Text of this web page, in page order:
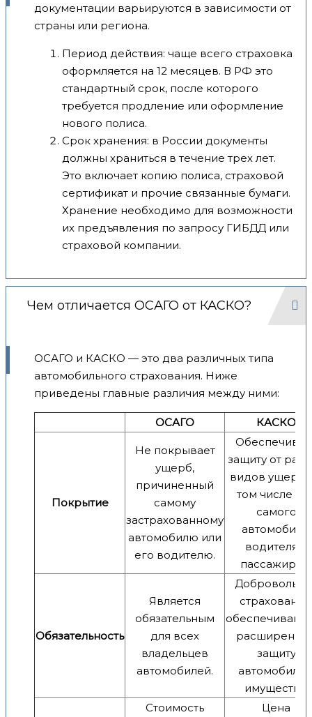
документации варьируются в зависимости от
страны или региона.
Период действия: чаще всего страховка
оформляется на 12 месяцев. В РФ это
стандартный срок, после которого
требуется продление или оформление
нового полиса.
Срок хранения: в России документы
должны храниться в течение трех лет.
Это включает копию полиса, страховой
сертификат и прочие связанные бумаги.
Хранение необходимо для возможности
их предъявления по запросу ГИБДД или
страховой компании.
Чем отличается ОСАГО от КАСКО?
ОСАГО и КАСКО — это два различных типа
автомобильного страхования. Ниже
приведены главные различия между ними:
ОСАГО КАСКО
Покрытие
Не покрывает
ущерб,
причиненный
самому
застрахованному
автомобилю или
его водителю.
защиту от
видов
том числе
самого
автомобиля,
водителя и
пассажиров.
Обязательность
Является
обязательным
для всех
владельцев
автомобилей.
защиту
автомобиля
имущества.
Стоимость
Цена